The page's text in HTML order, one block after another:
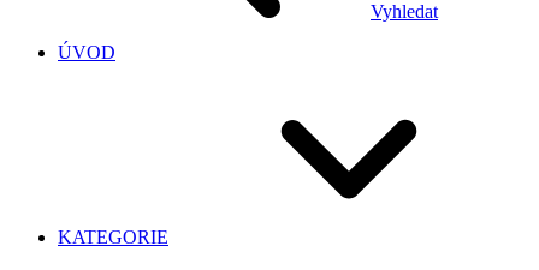
Vyhledat
ÚVOD
KATEGORIE